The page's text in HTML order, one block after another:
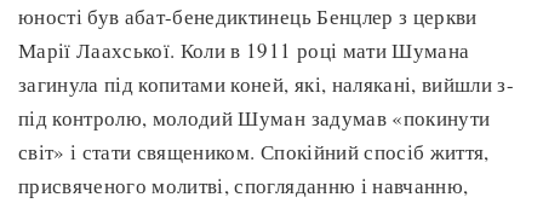
юності був абат-бенедиктинець Бенцлер з церкви
Марії Лаахської. Коли в 1911 році мати Шумана
загинула під копитами коней, які, налякані, вийшли з-
під контролю, молодий Шуман задумав «покинути
світ» і стати священиком. Спокійний спосіб життя,
присвяченого молитві, спогляданню і навчанню,